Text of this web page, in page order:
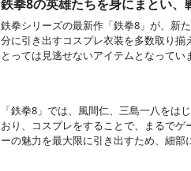
鉄拳8の英雄たちを身にまとい、
鉄拳シリーズの最新作「鉄拳8」が、新
分に引き出すコスプレ衣装を多数取り
とっては見逃せないアイテムとなってい
「鉄拳8」では、風間仁、三島一八を
おり、コスプレをすることで、まるで
ーの魅力を最大限に引き出すため、細部